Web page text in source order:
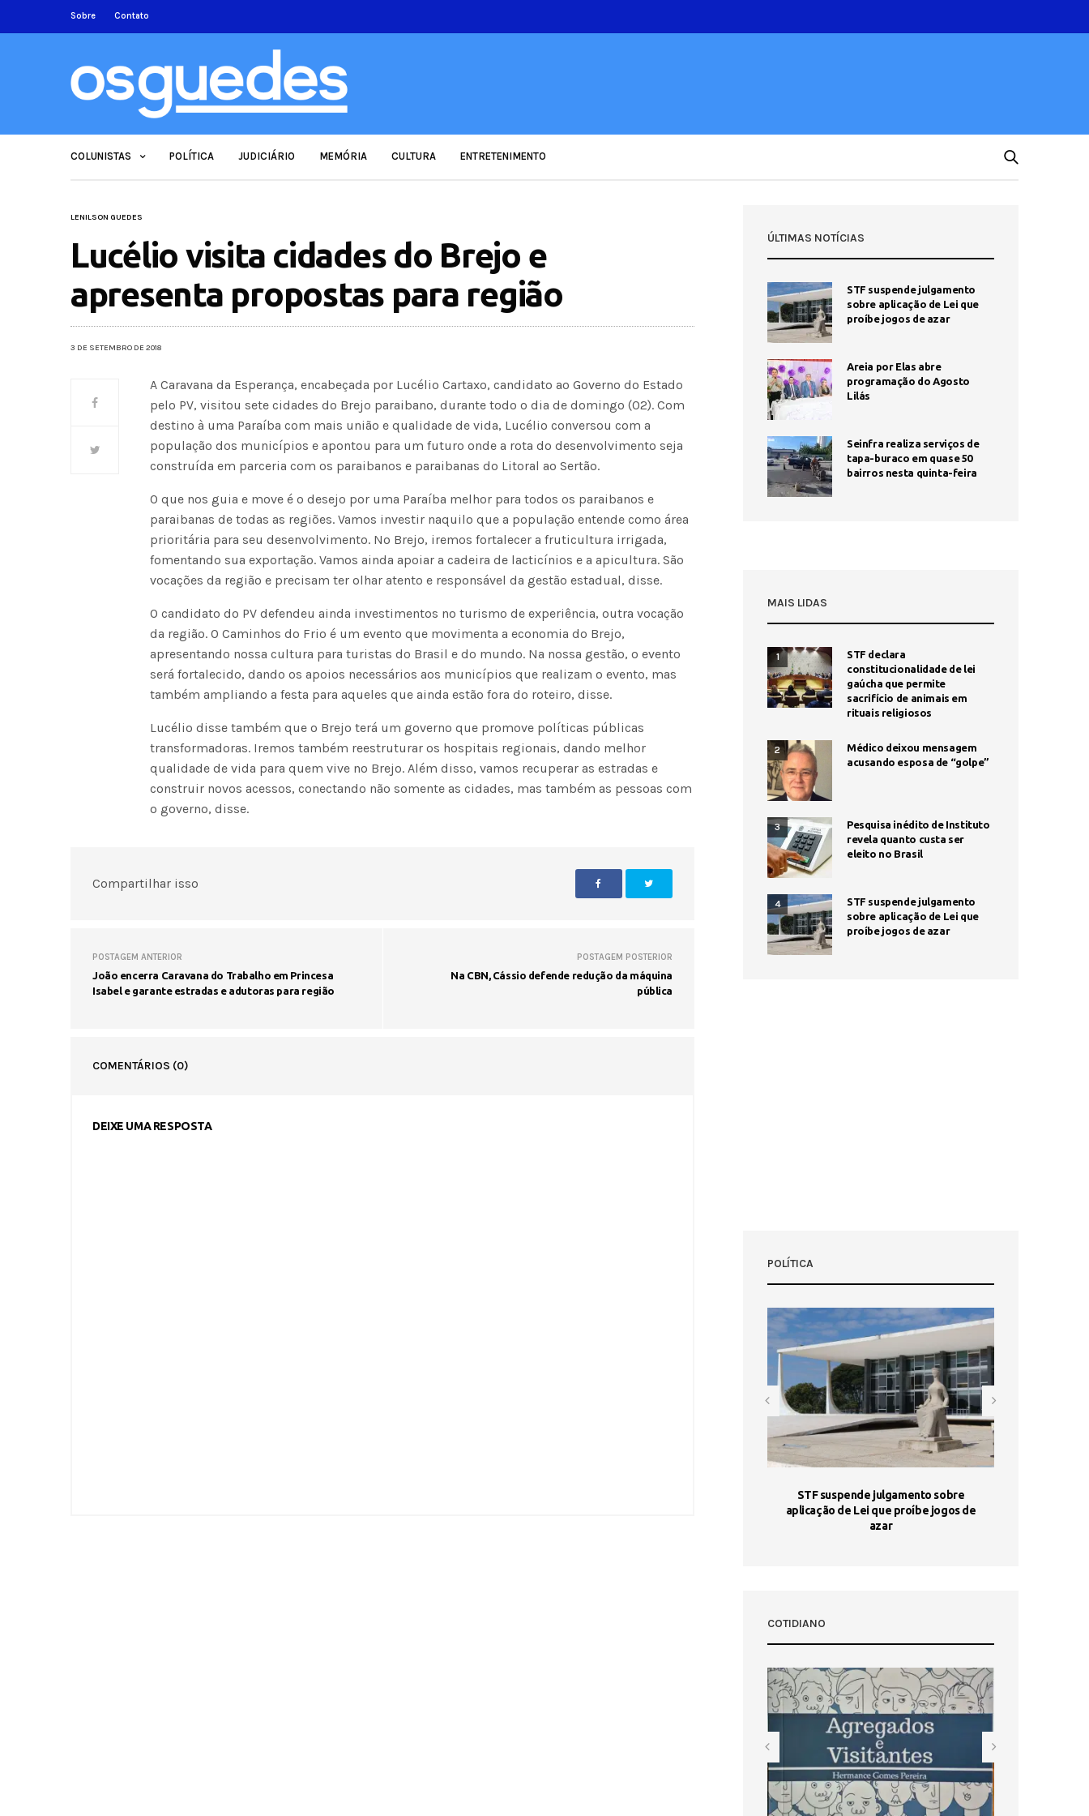
Sobre Contato
COLUNISTAS POLÍTICA JUDICIÁRIO MEMÓRIA CULTURA ENTRETENIMENTO
LENILSON GUEDES
Lucélio visita cidades do Brejo e
apresenta propostas para região
3 DE SETEMBRO DE 2018
A Caravana da Esperança, encabeçada por Lucélio Cartaxo, candidato ao Governo do Estado
pelo PV, visitou sete cidades do Brejo paraibano, durante todo o dia de domingo (02). Com
destino à uma Paraíba com mais união e qualidade de vida, Lucélio conversou com a
população dos municípios e apontou para um futuro onde a rota do desenvolvimento seja
construída em parceria com os paraibanos e paraibanas do Litoral ao Sertão.
O que nos guia e move é o desejo por uma Paraíba melhor para todos os paraibanos e
paraibanas de todas as regiões. Vamos investir naquilo que a população entende como área
prioritária para seu desenvolvimento. No Brejo, iremos fortalecer a fruticultura irrigada,
fomentando sua exportação. Vamos ainda apoiar a cadeira de lacticínios e a apicultura. São
vocações da região e precisam ter olhar atento e responsável da gestão estadual, disse.
O candidato do PV defendeu ainda investimentos no turismo de experiência, outra vocação
da região. O Caminhos do Frio é um evento que movimenta a economia do Brejo,
apresentando nossa cultura para turistas do Brasil e do mundo. Na nossa gestão, o evento
será fortalecido, dando os apoios necessários aos municípios que realizam o evento, mas
também ampliando a festa para aqueles que ainda estão fora do roteiro, disse.
Lucélio disse também que o Brejo terá um governo que promove políticas públicas
transformadoras. Iremos também reestruturar os hospitais regionais, dando melhor
qualidade de vida para quem vive no Brejo. Além disso, vamos recuperar as estradas e
construir novos acessos, conectando não somente as cidades, mas também as pessoas com
o governo, disse.
Compartilhar isso
POSTAGEM ANTERIOR
João encerra Caravana do Trabalho em Princesa
Isabel e garante estradas e adutoras para região
POSTAGEM POSTERIOR
Na CBN, Cássio defende redução da máquina
pública
COMENTÁRIOS (0)
DEIXE UMA RESPOSTA
ÚLTIMAS NOTÍCIAS
STF suspende julgamento
sobre aplicação de Lei que
proíbe jogos de azar
Areia por Elas abre
programação do Agosto
Lilás
Seinfra realiza serviços de
tapa-buraco em quase 50
bairros nesta quinta-feira
MAIS LIDAS
1
STF declara
constitucionalidade de lei
gaúcha que permite
sacrifício de animais em
rituais religiosos
2
Médico deixou mensagem
acusando esposa de “golpe”
3
Pesquisa inédito de Instituto
revela quanto custa ser
eleito no Brasil
4
STF suspende julgamento
sobre aplicação de Lei que
proíbe jogos de azar
POLÍTICA
STF suspende julgamento sobre
aplicação de Lei que proíbe jogos de
azar
COTIDIANO